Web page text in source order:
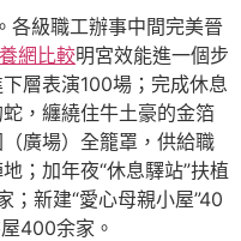
各級職工辦事中間完美晉
網比較明宮效能進一個步
層表演100場；完成休息
，纏繞住牛土豪的金箔
廣場）全籠罩，供給職
；加年夜“休息驛站”扶植
新建“愛心母親小屋”40
400余家。